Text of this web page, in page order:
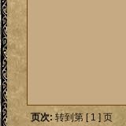
页次: 转到第 [ 1 ] 页